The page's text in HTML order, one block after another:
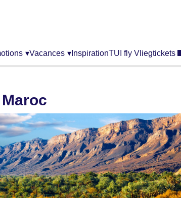
▾Vacances ▾ InspirationTUI fly Vliegtickets